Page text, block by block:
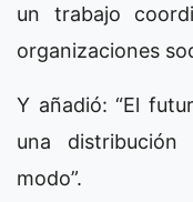
un trabajo
organizaciones
Y añadió: “El
una
modo”.